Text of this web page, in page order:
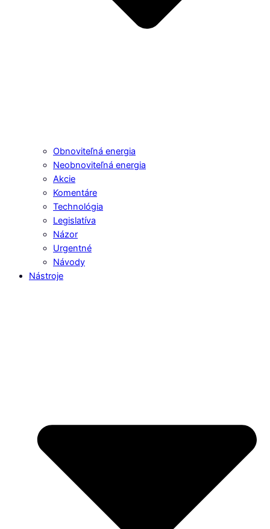
Obnoviteľná energia
Neobnoviteľná energia
Akcie
Komentáre
Technológia
Legislatíva
Názor
Urgentné
Návody
Nástroje